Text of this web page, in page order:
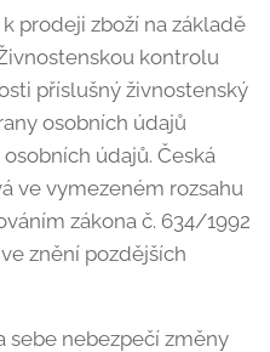
prodeji zboží na základě
kontrolu
příslušný živnostenský
osobních údajů
údajů. Česká
ve vymezeném rozsahu
zákona č. 634/1992
znění pozdějších
sebe nebezpečí změny